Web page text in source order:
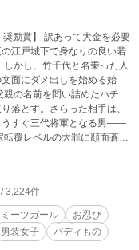
奨励賞】 訳あって大金を必要
江戸城下で身なりの良い若
かし、竹千代と名乗った人
面にダメ出しを始める始
の名前を問い詰めたハチ
落とす。さらった相手は、
うすぐ三代将軍となる男――
「上洛軍は行ってしまった
の「男装少女」 互いの正体
化かし合い道中記！ ◆主
ゃんの手紙と短筒を胸に、
】ハチの前では子犬系、敵
3,224件
ーツガール
お忍び
男装女子 バディもの